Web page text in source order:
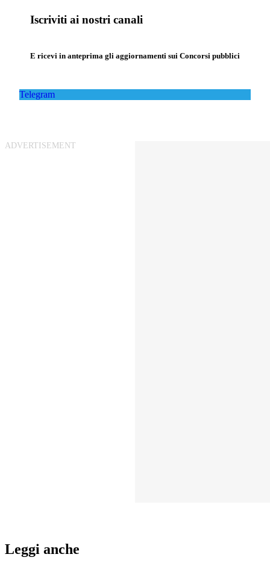
Iscriviti ai nostri canali
E ricevi in anteprima gli aggiornamenti sui Concorsi pubblici
Telegram
Leggi anche